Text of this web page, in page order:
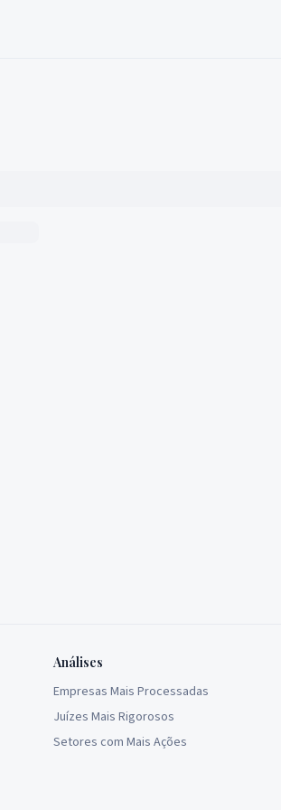
Análises
Empresas Mais Processadas
Juízes Mais Rigorosos
Setores com Mais Ações